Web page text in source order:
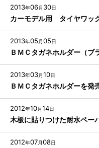
2013年06月 30日
カーモデル用 タイヤワッ
2013年05 月05日
ＢＭＣタガネホルダー（ブ
2013年03月10日
ＢＭＣタガネホルダーを発
2012年10月14日
木板に貼りつけた耐水ペ
2012年07月08日